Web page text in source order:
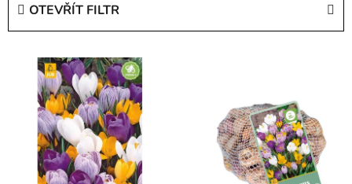
OTEVŘÍT FILTR